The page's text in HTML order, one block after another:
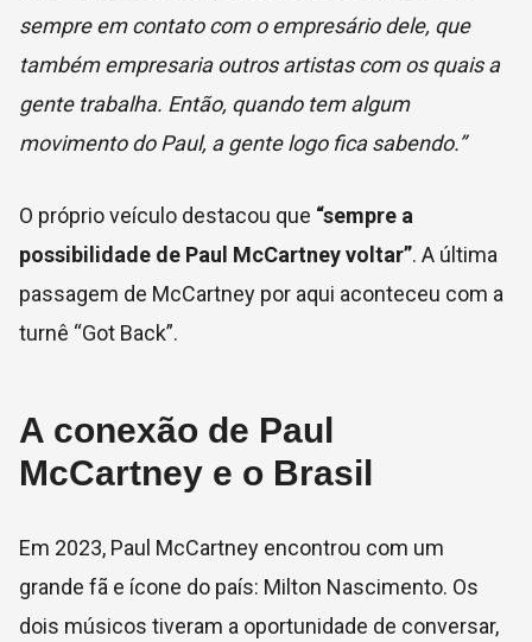
sempre em contato com o empresário dele, que
também empresaria outros artistas com os quais a
gente trabalha. Então, quando tem algum
movimento do Paul, a gente logo fica sabendo.”
O próprio veículo destacou que “sempre a
possibilidade de Paul McCartney voltar”. A última
passagem de McCartney por aqui aconteceu com a
turnê “Got Back”.
A conexão de Paul
McCartney e o Brasil
Em 2023, Paul McCartney encontrou com um
grande fã e ícone do país: Milton Nascimento. Os
dois músicos tiveram a oportunidade de conversar,